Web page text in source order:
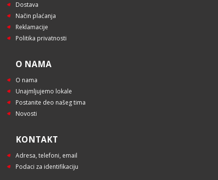
Dostava
Način plaćanja
Reklamacije
Politika privatnosti
O NAMA
O nama
Unajmljujemo lokale
Postanite deo našeg tima
Novosti
KONTAKT
Adresa, telefoni, email
Podaci za identifikaciju